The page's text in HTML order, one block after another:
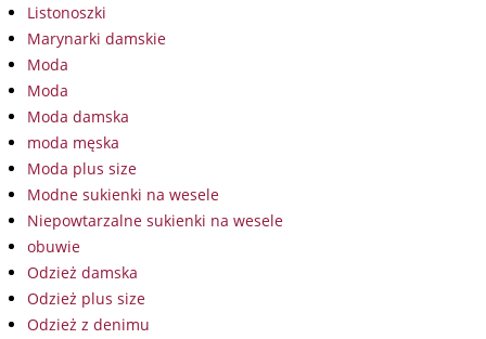
Listonoszki
Marynarki damskie
Moda
Moda
Moda damska
moda męska
Moda plus size
Modne sukienki na wesele
Niepowtarzalne sukienki na wesele
obuwie
Odzież damska
Odzież plus size
Odzież z denimu